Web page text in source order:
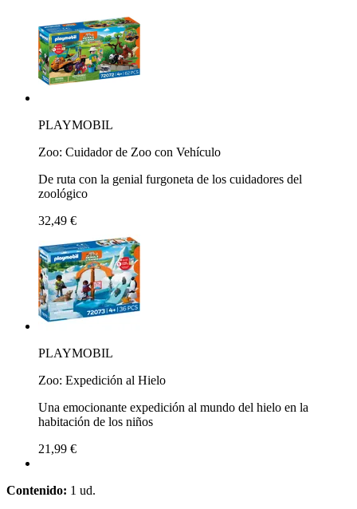
PLAYMOBIL
Zoo: Cuidador de Zoo con Vehículo
De ruta con la genial furgoneta de los cuidadores del
zoológico
32,49 €
PLAYMOBIL
Zoo: Expedición al Hielo
Una emocionante expedición al mundo del hielo en la
habitación de los niños
21,99 €
Contenido: 1 ud.